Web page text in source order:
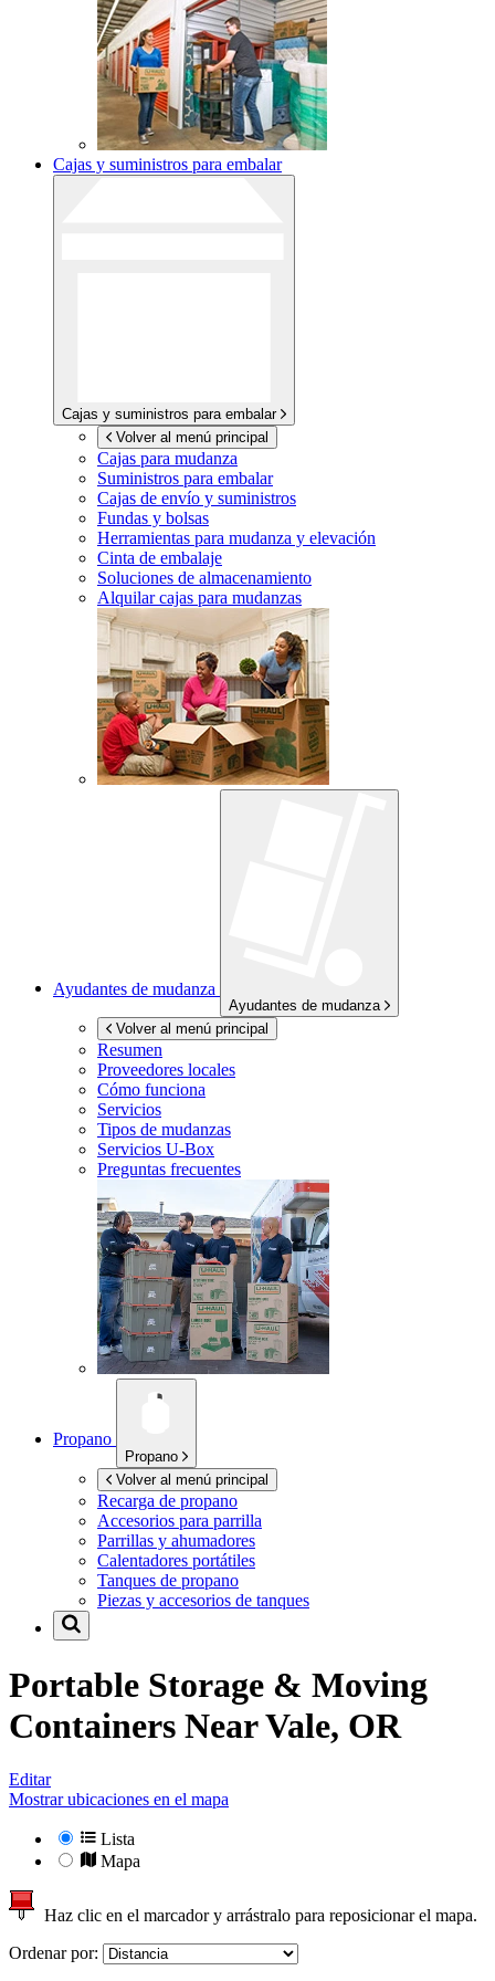
Cajas y suministros para embalar
Cajas y suministros para embalar
Volver al menú principal
Cajas para mudanza
Suministros para embalar
Cajas de envío y suministros
Fundas y bolsas
Herramientas para mudanza y elevación
Cinta de embalaje
Soluciones de almacenamiento
Alquilar cajas para mudanzas
Ayudantes de mudanza
Ayudantes de mudanza
Volver al menú principal
Resumen
Proveedores locales
Cómo funciona
Servicios
Tipos de mudanzas
Servicios U-Box
Preguntas frecuentes
Propano
Propano
Volver al menú principal
Recarga de propano
Accesorios para parrilla
Parrillas y ahumadores
Calentadores portátiles
Tanques de propano
Piezas y accesorios de tanques
Portable Storage & Moving
Containers NearVale, OR
Editar
Mostrar ubicaciones en el mapa
Lista
Mapa
Haz clic en el marcador y arrástralo para reposicionar el mapa.
Ordenar por: